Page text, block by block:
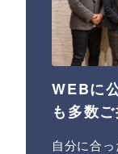
WEBに
も多数
自分に合